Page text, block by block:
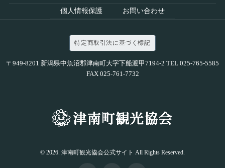
個人情報保護 お問い合わせ
特定商取引法に基づく標記
〒949-8201 新潟県中魚沼郡津南町大字下船渡甲7194-2 TEL 025-765-5585
FAX 025-761-7732
© 2026. 津南町観光協会公式サイト All Rights Reserved.